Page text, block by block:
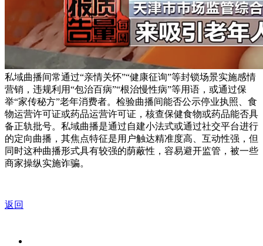
私域曲播间常通过“亲情关怀”“健康征询”等封锁场景实施感情
营销，违规利用“包治百病”“根治慢性病”等用语，或通过保
举“家传秘方”老年消费者。检验曲播间能否公示停业执照、食
物运营许可证或药品运营许可证，核查保健食物或药品能否具
备正轨批号。私域曲播是通过自建小法式或通过社交平台进行
的定向曲播，其焦点特征是用户触达精准度高、互动性强，但
同时这种曲播形式具有较强的荫蔽性，容易避开监管，被一些
商家操纵实施诈骗。
返回